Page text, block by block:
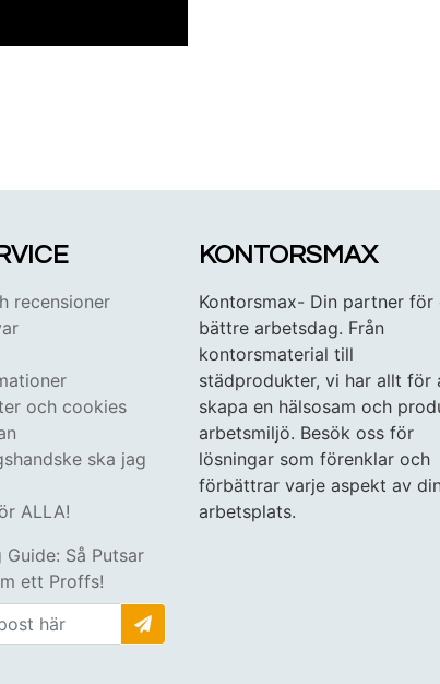
recensioner
och cookies
ska jag
ALLA!
Så Putsar
ett Proffs!
KONTORSMAX
Kontorsmax- Din partner för
bättre arbetsdag. Från
kontorsmaterial till
städprodukter, vi har allt för
skapa en hälsosam och
arbetsmiljö. Besök oss för
lösningar som förenklar och
förbättrar varje aspekt av din
arbetsplats.